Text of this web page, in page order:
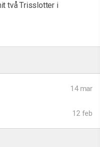
två Trisslotter i
14 mar
12 feb